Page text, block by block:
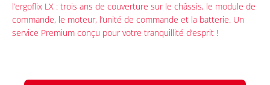
l’ergoflix LX : trois ans de couverture sur le châssis, le module de
commande, le moteur, l’unité de commande et la batterie. Un
service Premium conçu pour votre tranquillité d’esprit !